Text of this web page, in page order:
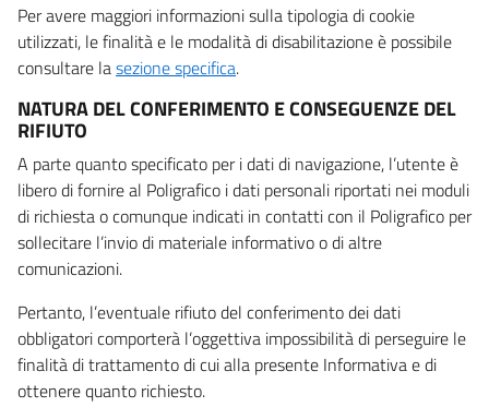
Per avere maggiori informazioni sulla tipologia di cookie
utilizzati, le finalità e le modalità di disabilitazione è possibile
consultare lasezione specifica.
NATURA DEL CONFERIMENTO E CONSEGUENZE DEL
RIFIUTO
A parte quanto specificato per i dati di navigazione, l’utente è
libero di fornire al Poligrafico i dati personali riportati nei moduli
di richiesta o comunque indicati in contatti con il Poligrafico per
sollecitare l’invio di materiale informativo o di altre
comunicazioni.
Pertanto, l’eventuale rifiuto del conferimento dei dati
obbligatori comporterà l’oggettiva impossibilità di perseguire le
finalità di trattamento di cui alla presente Informativa e di
ottenere quanto richiesto.